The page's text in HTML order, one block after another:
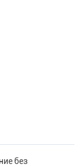
без